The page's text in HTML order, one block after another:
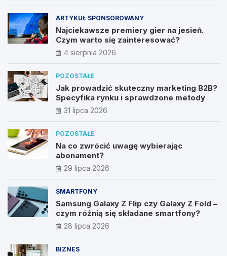
ARTYKUŁ SPONSOROWANY
Najciekawsze premiery gier na jesień.
Czym warto się zainteresować?
4 sierpnia 2026
POZOSTAŁE
Jak prowadzić skuteczny marketing B2B?
Specyfika rynku i sprawdzone metody
31 lipca 2026
POZOSTAŁE
Na co zwrócić uwagę wybierając
abonament?
29 lipca 2026
SMARTFONY
Samsung Galaxy Z Flip czy Galaxy Z Fold –
czym różnią się składane smartfony?
28 lipca 2026
BIZNES